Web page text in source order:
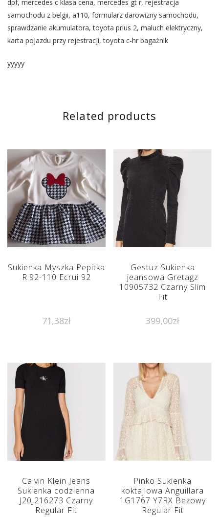
dpf, mercedes c klasa cena, mercedes gt r, rejestracja
samochodu z belgii, a110, formularz darowizny samochodu,
sprawdzanie akumulatora, toyota prius 2, maluch elektryczny,
karta pojazdu przy rejestracji, toyota c-hr bagażnik
yyyyy
Related products
Sukienka Myszka Pepitka
R.92-110 Ecrui 92
71,38zł
Gestuz Sukienka
jeansowa Gretagz
10905732 Czarny Slim
Fit
399,00zł
Calvin Klein Jeans
Sukienka codzienna
J20J216273 Czarny
Regular Fit
Pinko Sukienka
koktajlowa Anguillara
1G1767 Y7RX Beżowy
Regular Fit